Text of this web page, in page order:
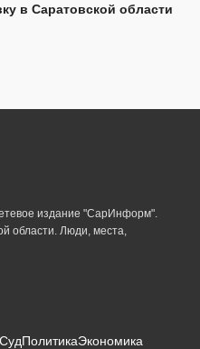
в Саратовской области
издание "СарИнформ".
области. Люди, места,
СудПолитикаЭкономика